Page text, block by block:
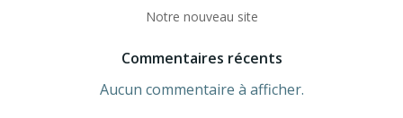
Notre nouveau site
Commentaires récents
Aucun commentaire à afficher.